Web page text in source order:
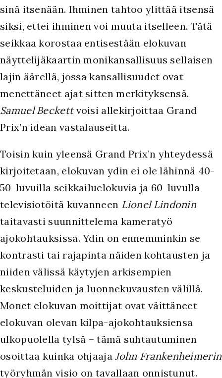
sinä itsenään. Ihminen tahtoo ylittää itsensä
siksi, ettei ihminen voi muuta itselleen. Tätä
seikkaa korostaa entisestään elokuvan
näyttelijäkaartin monikansallisuus sellaisen
lajin äärellä, jossa kansallisuudet ovat
menettäneet ajat sitten merkityksensä.
Samuel Beckettvoisi allekirjoittaa Grand
Prix’n idean vastalauseitta.
Toisin kuin yleensä Grand Prix’n yhteydessä
kirjoitetaan, elokuvan ydin ei ole lähinnä 40-
50-luvuilla seikkailuelokuvia ja 60-luvulla
televisiotöitä kuvanneen Lionel Lindonin
taitavasti suunnittelema kameratyö
ajokohtauksissa. Ydin on ennemminkin se
kontrasti tai rajapinta näiden kohtausten ja
niiden välissä käytyjen arkisempien
keskusteluiden ja luonnekuvausten välillä.
Monet elokuvan moittijat ovat väittäneet
elokuvan olevan kilpa-ajokohtauksiensa
ulkopuolella tylsä – tämä suhtautuminen
osoittaa kuinka ohjaajaJohn Frankenheimerin
työryhmän visio on tavallaan onnistunut.